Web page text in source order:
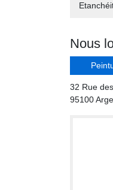
Nous
32 Rue
95100